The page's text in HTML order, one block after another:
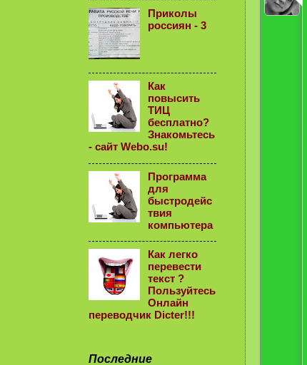
Приколы
россиян - 3
Как
повысить
ТИЦ
бесплатно?
Знакомьтесь
- сайт Webo.su!
Программа
для
быстродейс
твия
компьютера
Как легко
перевести
текст ?
Пользуйтесь
Онлайн
переводчик Dicter!!!
Последние